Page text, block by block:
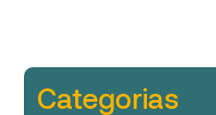
Categorias